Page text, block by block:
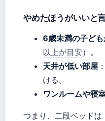
やめたほうがいいと
6歳未満の子ども
以上が目安）。
天井が低い部屋
ける。
ワンルームや寝
つまり、二段ベッド